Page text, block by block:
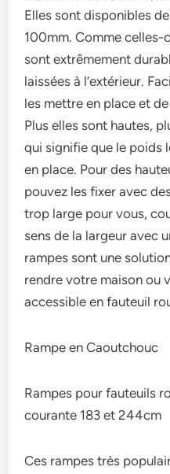
Elles sont disponibles
100mm. Comme celles-
sont extrêmement
laissées à l’extérieur.
les mettre en place et
Plus elles sont hautes,
qui signifie que le poids
en place. Pour des
pouvez les fixer avec
trop large pour vous,
sens de la largeur avec
rampes sont une
rendre votre maison ou
accessible en fauteuil
Rampe en Caoutchouc
Rampes pour fauteuils
courante 183 et 244cm
Ces rampes très